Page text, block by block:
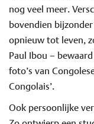
nog veel meer.
bovendien
opnieuw tot leven,
Paul Ibou –
foto’s van
Congolais’.
Ook persoonlijke